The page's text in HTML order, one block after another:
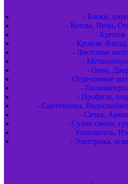
- Блоки,
- Котлы, Печи,
- Крепёж
- Кровля,
- Листовые
-
- Окна,
- Отделочные
-
- Профиля,
- Сантехника,
- Сетка,
- Сухие смеси,
- Утеплитель,
- Электрика,